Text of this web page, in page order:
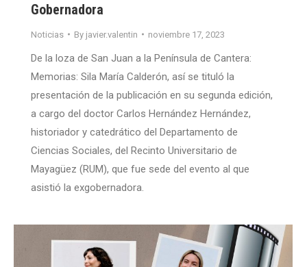
Gobernadora
Noticias By javier.valentin noviembre 17, 2023
De la loza de San Juan a la Península de Cantera:
Memorias: Sila María Calderón, así se tituló la
presentación de la publicación en su segunda edición,
a cargo del doctor Carlos Hernández Hernández,
historiador y catedrático del Departamento de
Ciencias Sociales, del Recinto Universitario de
Mayagüez (RUM), que fue sede del evento al que
asistió la exgobernadora.